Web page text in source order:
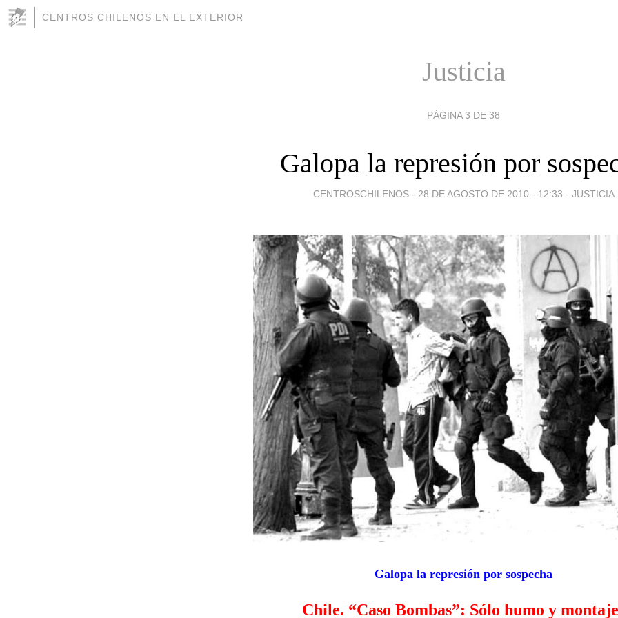
CENTROS CHILENOS EN EL EXTERIOR
Justicia
PÁGINA 3 DE 38
Galopa la represión por
CENTROSCHILENOS - 28 DE AGOSTO DE 2010 - 12:33 - JUSTICIA
Galopa la represión por sospecha
Chile. “Caso Bombas”: Sólo humo y